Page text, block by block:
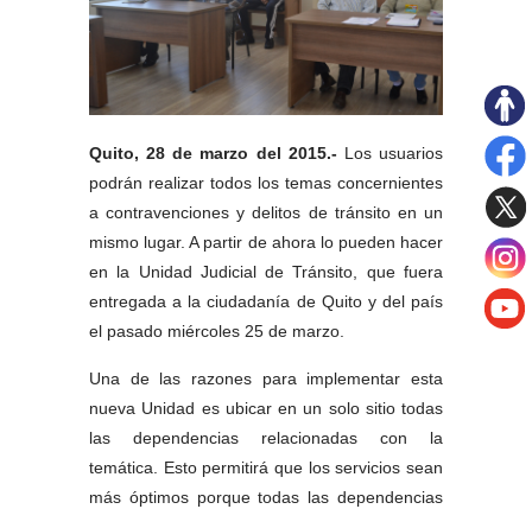
Quito, 28 de marzo del 2015.- Los usuarios
podrán realizar todos los temas concernientes
a contravenciones y delitos de tránsito en un
mismo lugar. A partir de ahora lo pueden hacer
en la Unidad Judicial de Tránsito, que fuera
entregada a la ciudadanía de Quito y del país
el pasado miércoles 25 de marzo.
Una de las razones para implementar esta
nueva Unidad es ubicar en un solo sitio todas
las dependencias relacionadas con la
temática. Esto permitirá que los servicios sean
más óptimos porque todas las dependencias